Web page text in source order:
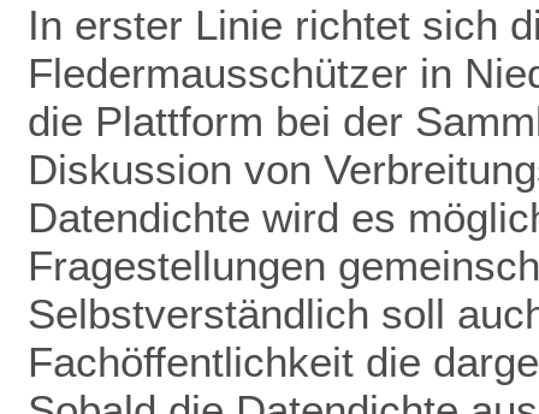
In erster Linie richtet sich
Fledermausschützer in
die Plattform bei der
Diskussion von
Datendichte wird es
Fragestellungen
Selbstverständlich soll
Fachöffentlichkeit die